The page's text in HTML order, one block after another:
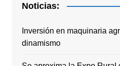
Noticias:
Inversión en maquinaria
dinamismo